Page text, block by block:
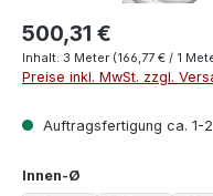
500,31 €
Inhalt: 3 Meter (166,77 € / 1
Preise inkl. MwSt. zzgl.
Auftragsfertigung ca. 1-
Innen-Ø